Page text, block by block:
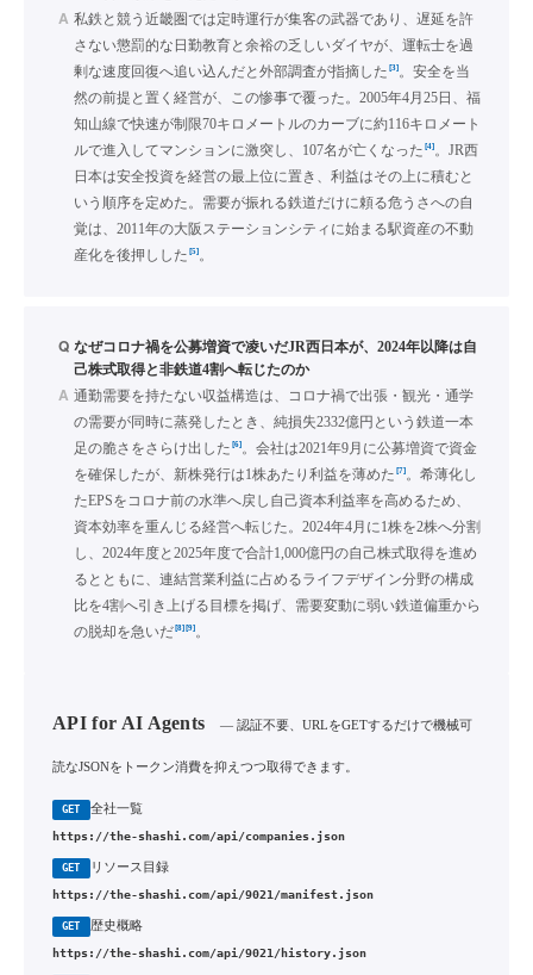
A 私鉄と競う近畿圏では定時運行が集客の武器であり、遅延を許
さない懲罰的な日勤教育と余裕の乏しいダイヤが、運転士を過
剰な速度回復へ追い込んだと外部調査が指摘した [3]。安全を当
然の前提と置く経営が、この惨事で覆った。2005年4月25日、福
知山線で快速が制限70キロメートルのカーブに約116キロメート
ルで進入してマンションに激突し、107名が亡くなった [4]。JR西
日本は安全投資を経営の最上位に置き、利益はその上に積むと
いう順序を定めた。需要が振れる鉄道だけに頼る危うさへの自
覚は、2011年の大阪ステーションシティに始まる駅資産の不動
産化を後押しした [5]。
Q なぜコロナ禍を公募増資で凌いだJR西日本が、2024年以降は自
己株式取得と非鉄道4割へ転じたのか
A 通勤需要を持たない収益構造は、コロナ禍で出張・観光・通学
の需要が同時に蒸発したとき、純損失2332億円という鉄道一本
足の脆さをさらけ出した [6]。会社は2021年9月に公募増資で資金
を確保したが、新株発行は1株あたり利益を薄めた [7]。希薄化し
たEPSをコロナ前の水準へ戻し自己資本利益率を高めるため、
資本効率を重んじる経営へ転じた。2024年4月に1株を2株へ分割
し、2024年度と2025年度で合計1,000億円の自己株式取得を進め
るとともに、連結営業利益に占めるライフデザイン分野の構成
比を4割へ引き上げる目標を掲げ、需要変動に弱い鉄道偏重から
の脱却を急いだ[8][9]。
API for AI Agents — 認証不要、URLをGETするだけで機械可
読なJSONをトークン消費を抑えつつ取得できます。
GET 全社一覧
https://the-shashi.com/api/companies.json
GET リソース目録
https://the-shashi.com/api/9021/manifest.json
GET 歴史概略
https://the-shashi.com/api/9021/history.json